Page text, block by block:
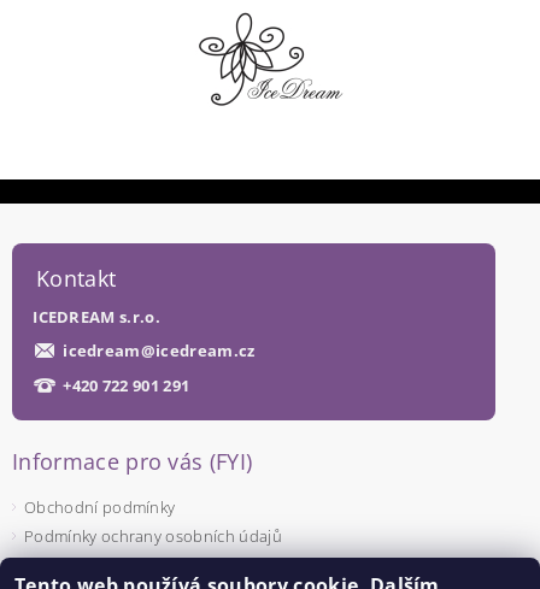
Kontakt
ICEDREAM s.r.o.
icedream@icedream.cz
+420 722 901 291
Informace pro vás (FYI)
Obchodní podmínky
Podmínky ochrany osobních údajů